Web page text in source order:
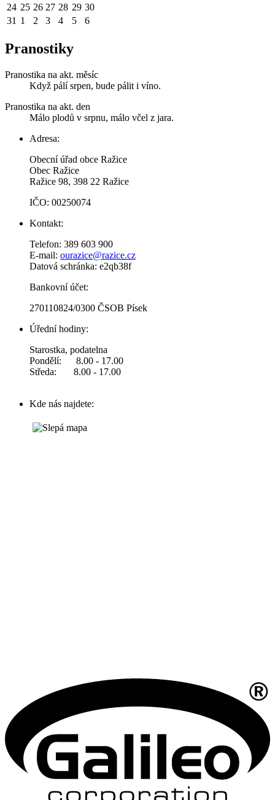
24 25 26 27 28 29 30
31 1 2 3 4 5 6
Pranostiky
Pranostika na akt. měsíc
Když pálí srpen, bude pálit i víno.
Pranostika na akt. den
Málo plodů v srpnu, málo včel z jara.
Adresa:
Obecní úřad obce Ražice
Obec Ražice
Ražice 98, 398 22 Ražice
IČO: 00250074
Kontakt:
Telefon: 389 603 900
E-mail: ourazice@razice.cz
Datová schránka: e2qb38f
Bankovní účet:
270110824/0300 ČSOB Písek
Úřední hodiny:
Starostka, podatelna
Pondělí: 8.00 - 17.00
Středa: 8.00 - 17.00
Kde nás najdete: